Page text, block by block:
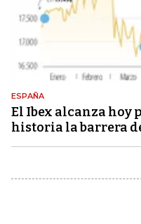
ESPAÑA
El Ibex alcanza hoy
historia la barrera